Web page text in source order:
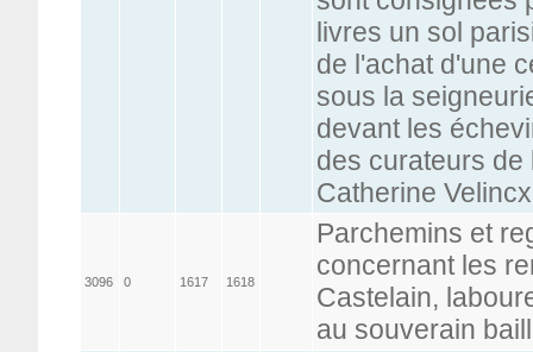
livres un sol
de l'achat d'une
sous la
devant les
des curateurs de
Catherine Velincx
3096 0 1617 1618
Parchemins et
concernant les
Castelain,
au souverain